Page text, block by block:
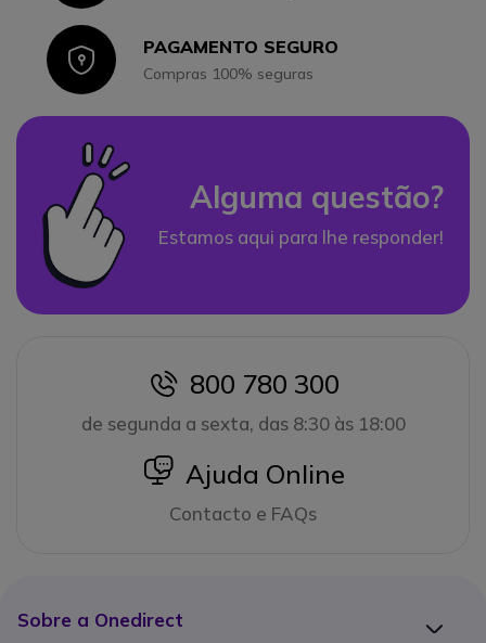
IconPAGAMENTO SEGURO
Compras 100% seguras
Alguma questão?
Estamos aqui para lhe responder!
icon
800 780 300
de segunda a sexta, das 8:30 às 18:00
icon
Ajuda Online
Contacto e FAQs
Sobre a Onedirect